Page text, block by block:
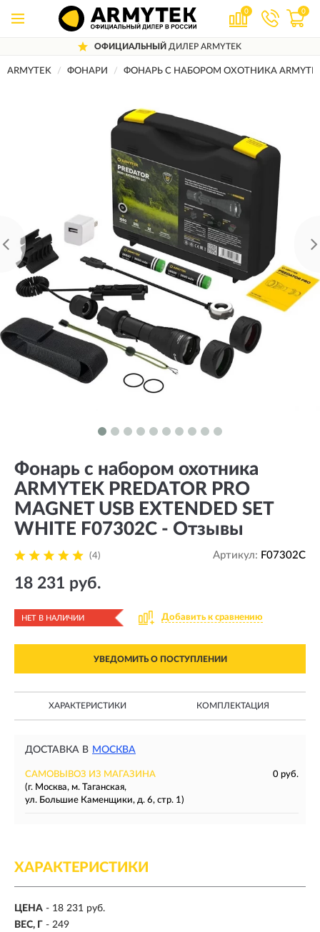
0 0
ОФИЦИАЛЬНЫЙ ДИЛЕР ARMYTEK
ARMYTEK ФОНАРИ ФОНАРЬ С НАБОРОМ ОХОТНИКА ARMYTEK
Фонарь с набором охотника
ARMYTEK PREDATOR PRO
MAGNET USB EXTENDED SET
WHITE F07302C - Отзывы
(4) Артикул: F07302C
18 231 руб.
НЕТ В НАЛИЧИИ Добавить к сравнению
УВЕДОМИТЬ О ПОСТУПЛЕНИИ
ХАРАКТЕРИСТИКИ КОМПЛЕКТАЦИЯ
ДОСТАВКА В МОСКВА
САМОВЫВОЗ ИЗ МАГАЗИНА
0 руб.
(г. Москва, м. Таганская,
ул. Большие Каменщики, д. 6, стр. 1)
ХАРАКТЕРИСТИКИ
ЦЕНА - 18 231 руб.
ВЕС, Г - 249